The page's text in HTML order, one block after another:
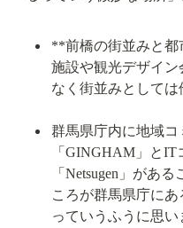
**前橋の街並みと都
施設や観光デザイン
なく街並みとしては
群馬県庁内に地域コ
「GINGHAM」と
「Netsugen」があ
ころが群馬県庁に
っていうふうに思い